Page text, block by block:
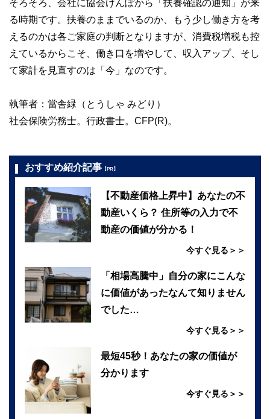
そろそろ、会社に協会けんぽから「扶養確認の通知」が来
る時期です。扶養のままでいるのか、もう少し働き方を考
えるのかは各ご家庭の判断となりますが、消費税増税も控
えているからこそ、働き口を増やして、収入アップ、そし
て家計を見直すのは「今」なのです。
執筆者：當舎緑（とうしゃ みどり）
社会保険労務士。行政書士。CFP(R)。
おすすめ紹介記事 【PR】
【不動産価格上昇中】あなたの不
動産いくら？ 住所等の入力で不
動産の価値が分かる！
今すぐ見る＞＞
「相場高騰中」自分の家にこんな
に価値があったなんて知りません
でした…
今すぐ見る＞＞
最短45秒！あなたの家の価値が
分かります
今すぐ見る＞＞